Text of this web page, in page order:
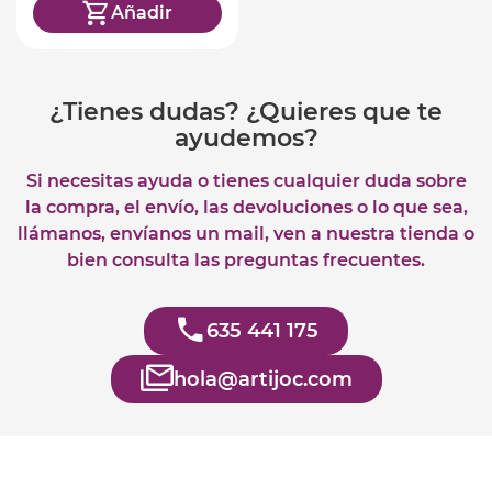
Añadir
¿Tienes dudas? ¿Quieres que te
ayudemos?
Si necesitas ayuda o tienes cualquier duda sobre
la compra, el envío, las devoluciones o lo que sea,
llámanos, envíanos un mail, ven a nuestra tienda o
bien consulta las preguntas frecuentes.
635 441 175
hola@artijoc.com